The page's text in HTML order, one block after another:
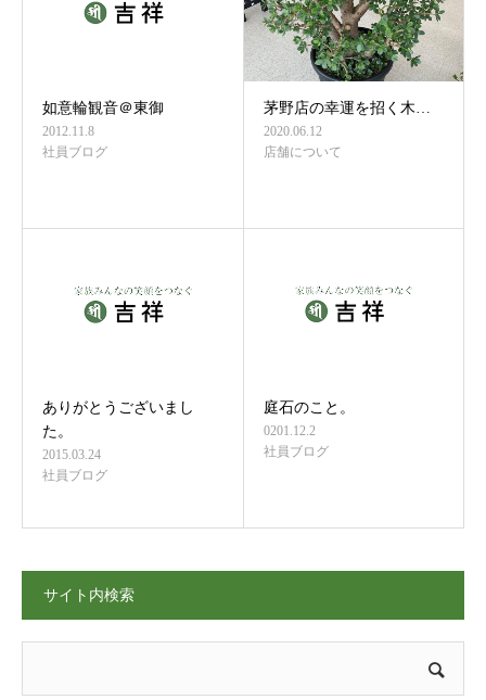
如意輪観音＠東御
2012.11.8
社員ブログ
茅野店の幸運を招く木…
2020.06.12
店舗について
ありがとうございまし
た。
2015.03.24
社員ブログ
庭石のこと。
0201.12.2
社員ブログ
サイト内検索